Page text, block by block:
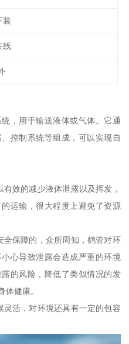
装
线
，用于输送液体或气体。它通
控制系统等组成，可以实现自
效的减少液体泄露以及挥发，
运输，很大程度上避免了资源
全保障的，众所周知，鹤管对环
心导致泄露会造成严重的环境
的风险，降低了类似情况的发
体健康。
活，对环境还具有一定的包容